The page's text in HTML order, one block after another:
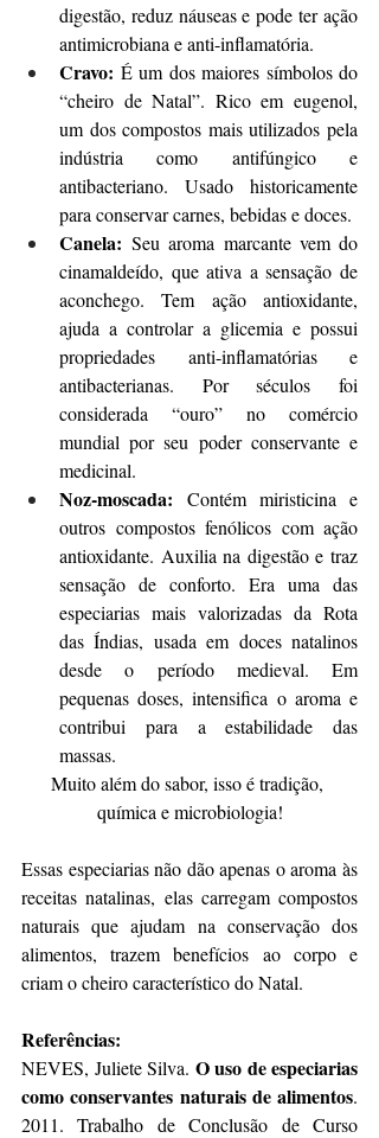
digestão, reduz náuseas e pode ter ação
antimicrobiana e anti-inflamatória.
Cravo: É um dos maiores símbolos do
“cheiro de Natal”. Rico em eugenol,
um dos compostos mais utilizados pela
indústria como antifúngico e
antibacteriano. Usado historicamente
para conservar carnes, bebidas e doces.
Canela: Seu aroma marcante vem do
cinamaldeído, que ativa a sensação de
aconchego. Tem ação antioxidante,
ajuda a controlar a glicemia e possui
propriedades anti-inflamatórias e
antibacterianas. Por séculos foi
considerada “ouro” no comércio
mundial por seu poder conservante e
medicinal.
Noz-moscada: Contém miristicina e
outros compostos fenólicos com ação
antioxidante. Auxilia na digestão e traz
sensação de conforto. Era uma das
especiarias mais valorizadas da Rota
das Índias, usada em doces natalinos
desde o período medieval. Em
pequenas doses, intensifica o aroma e
contribui para a estabilidade das
massas.
Muito além do sabor, isso é tradição,
química e microbiologia!
Essas especiarias não dão apenas o aroma às
receitas natalinas, elas carregam compostos
naturais que ajudam na conservação dos
alimentos, trazem benefícios ao corpo e
criam o cheiro característico do Natal.
Referências:
NEVES, Juliete Silva. O uso de especiarias
como conservantes naturais de alimentos.
2011. Trabalho de Conclusão de Curso